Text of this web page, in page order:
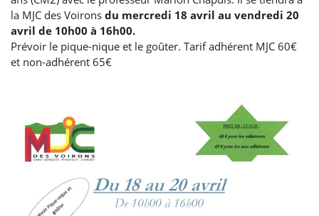
la MJC des Voironsdu mercredi 18 avril au vendredi 20
avril de 10h00 à 16h00.
Prévoir le pique-nique et le goûter. Tarif adhérent MJC 60€
et non-adhérent 65€